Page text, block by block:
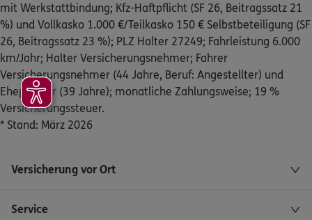
mit Werkstattbindung; Kfz-Haftpflicht (SF 26, Beitragssatz 21
%) und Vollkasko 1.000 €/Teilkasko 150 € Selbstbeteiligung (SF
26, Beitragssatz 23 %); PLZ Halter 27249; Fahrleistung 6.000
km/Jahr; Halter Versicherungsnehmer; Fahrer
Versicherungsnehmer (44 Jahre, Beruf: Angestellter) und
Ehepartner (39 Jahre); monatliche Zahlungsweise; 19 %
Versicherungssteuer.
* Stand: März 2026
Versicherung vor Ort
Service